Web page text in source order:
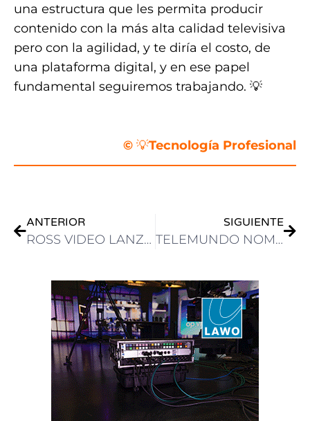
una estructura que les permita producir
contenido con la más alta calidad televisiva
pero con la agilidad, y te diría el costo, de
una plataforma digital, y en ese papel
fundamental seguiremos trabajando. 💡
© 💡Tecnología Profesional
ANTERIOR
ROSS VIDEO LANZARÁ VERTEX Y DEMOSTRARÁ LA EXPANSIÓN DE SUS SOLUCIONES BROADCAST AV, DEPORTES Y ENTRETENIMIENTO EN ISE 2026
SIGUIENTE
TELEMUNDO NOMBRA A ADRIÁN SANTUCHO VICEPESIDENTE SENIOR DE CONTENIDO UNSCRIPTED